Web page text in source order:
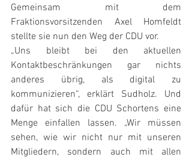
Gemeinsam mit dem
Fraktionsvorsitzenden Axel Homfeldt
stellte sie nun den Weg der CDU vor.
„Uns bleibt bei den aktuellen
Kontaktbeschränkungen gar nichts
anderes übrig, als digital zu
kommunizieren“, erklärt Sudholz. Und
dafür hat sich die CDU Schortens eine
Menge einfallen lassen. „Wir müssen
sehen, wie wir nicht nur mit unseren
Mitgliedern, sondern auch mit allen